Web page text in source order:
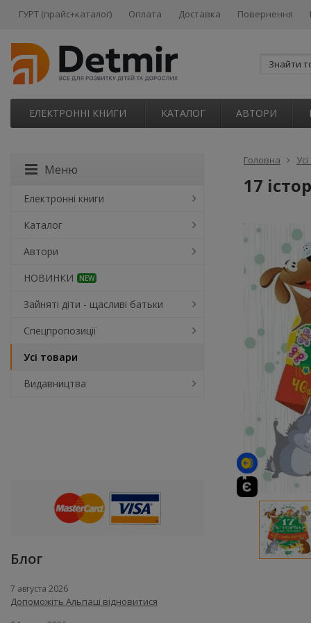
ГУРТ (прайс+каталог) Оплата Доставка Повернення
ЕЛЕКТРОННІ КНИГИ КАТАЛОГ АВТОРИ
Головна
17
Меню
Електронні книги
Каталог
Автори
НОВИНКИ
NEW
Зайняті діти - щасливі батьки
Спецпропозиції
Усі товари
Видавництва
Блог
7 августа 2026
Допоможіть Альпаці відновитися